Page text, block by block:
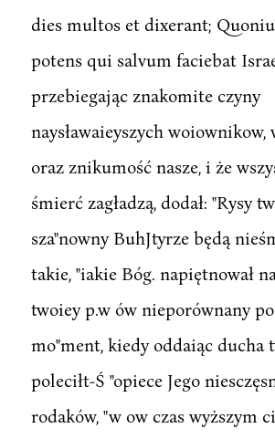
dies multos et dixerant;
potens qui salvum faciebat
przebiegając znakomite czyny
naysławaieyszych woiownikow,
oraz znikumość nasze, i że
śmierć zagładzą, dodał: "Rysy
sza"nowny BuhJtyrze będą
takie, "iakie Bóg. napiętnował
twoiey p.w ów nieporównany
mo"ment, kiedy oddaiąc ducha
poleciłt-Ś "opiece Jego
rodaków, "w ow czas wyższym